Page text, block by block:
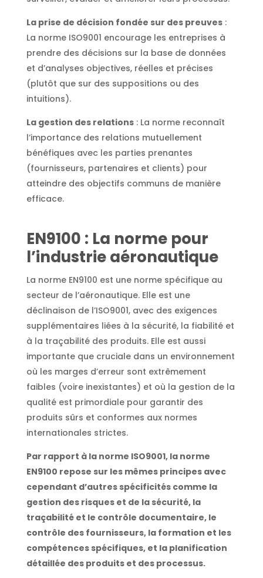
La prise de décision fondée sur des preuves:
La norme ISO9001 encourage les entreprises à
prendre des décisions sur la base de données
et d’analyses objectives, réelles et précises
(plutôt que sur des suppositions ou des
intuitions).
La gestion des relations: La norme reconnaît
l’importance des relations mutuellement
bénéfiques avec les parties prenantes
(fournisseurs, partenaires et clients) pour
atteindre des objectifs communs de manière
efficace.
EN9100 : La norme pour
l’industrie aéronautique
La norme EN9100 est une norme spécifique au
secteur de l’aéronautique. Elle est une
déclinaison de l’ISO9001, avec des exigences
supplémentaires liées à la sécurité, la fiabilité et
à la traçabilité des produits. Elle est aussi
importante que cruciale dans un environnement
où les marges d’erreur sont extrêmement
faibles (voire inexistantes) et où la gestion de la
qualité est primordiale pour garantir des
produits sûrs et conformes aux normes
internationales strictes.
Par rapport à la norme ISO9001, la norme
EN9100 repose sur les mêmes principes avec
cependant d’autres spécificités comme la
gestion des risques et de la sécurité, la
traçabilité et le contrôle documentaire, le
contrôle des fournisseurs, la formation et les
compétences spécifiques, et la planification
détaillée des produits et des processus.